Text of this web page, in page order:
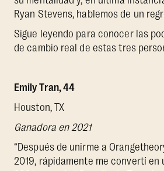
Ryan Stevens, hablemos de un
Sigue leyendo para conocer las
de cambio real de estas tres
Emily Tran, 44
Houston, TX
Ganadora en 2021
“Después de unirme a
2019, rápidamente me convertí en